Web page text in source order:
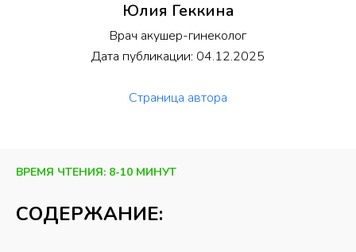
Юлия Геккина
Врач акушер-гинеколог
Дата публикации: 04.12.2025
Страница автора
ВРЕМЯ ЧТЕНИЯ: 8-10 МИНУТ
СОДЕРЖАНИЕ: